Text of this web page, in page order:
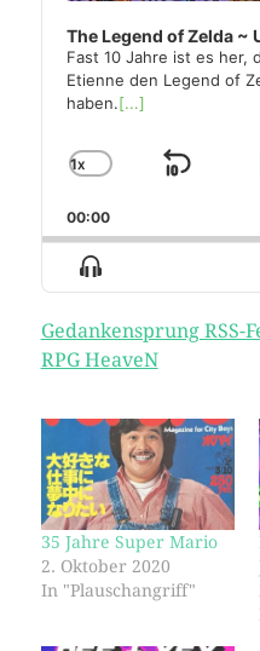
The Legend of Zelda ~
Fast 10 Jahre ist es her,
Etienne den Legend of
haben.[...]
CHANGE
RATE
1X
SKIP
00:00
Show
Menu
Gedankensprung RSS-
RPG HeaveN
35 Jahre Super Mario
2. Oktober 2020
In "Plauschangriff"